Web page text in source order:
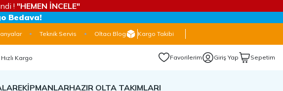
! "HEMEN İNCELE"
Bedava!
Teknik Servis Oltacı Blog Kargo Takibi
Favorilerim Giriş Yap Sepetim
EKİPMANLARHAZIR OLTA TAKIMLARI